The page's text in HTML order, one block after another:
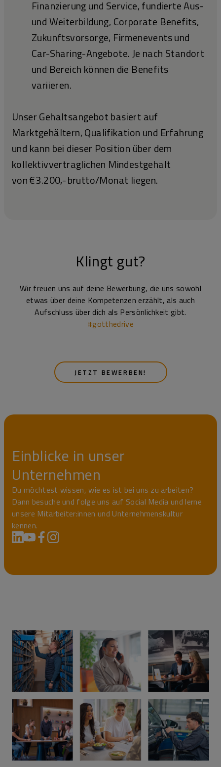
Finanzierung und Service, fundierte Aus-
und Weiterbildung, Corporate Benefits,
Zukunftsvorsorge, Firmenevents und
Car-Sharing-Angebote. Je nach Standort
und Bereich können die Benefits
variieren.
Unser Gehaltsangebot basiert auf
Marktgehältern, Qualifikation und Erfahrung
und kann bei dieser Position über dem
kollektivvertraglichen Mindestgehalt
von € 3.200,- brutto/Monat liegen.
Klingt gut?
Wir freuen uns auf deine Bewerbung, die uns sowohl
etwas über deine Kompetenzen erzählt, als auch
Aufschluss über dich als Persönlichkeit gibt.
#gotthedrive
JETZT BEWERBEN!
Einblicke in unser
Unternehmen
Du möchtest wissen, wie es ist bei uns zu arbeiten?
Dann besuche und folge uns auf Social Media und lerne
unsere Mitarbeiter:innen und Unternehmenskultur
kennen.